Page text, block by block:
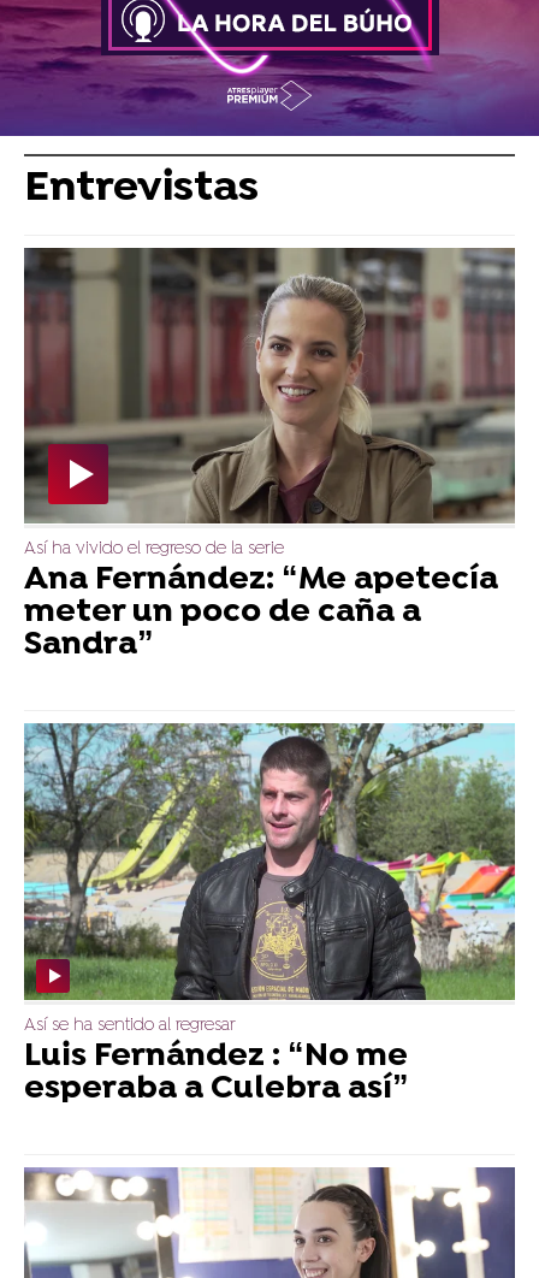
Entrevistas
Así ha vivido el regreso de la serie
Ana Fernández: “Me apetecía
meter un poco de caña a
Sandra”
Así se ha sentido al regresar
Luis Fernández : “No me
esperaba a Culebra así”